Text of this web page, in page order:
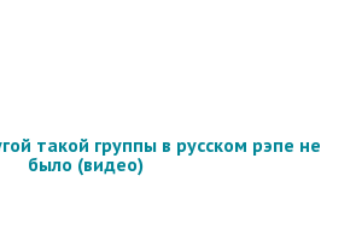
такой группы в русском рэпе не
было (видео)